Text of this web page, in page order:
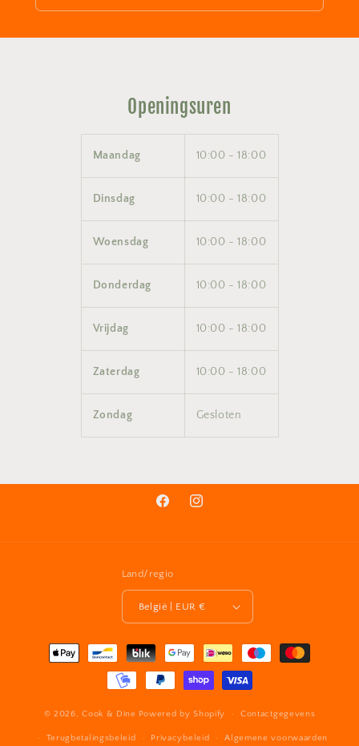
Openingsuren
Maandag 10:00 - 18:00
Dinsdag 10:00 - 18:00
Woensdag 10:00 - 18:00
Donderdag 10:00 - 18:00
Vrijdag 10:00 - 18:00
Zaterdag 10:00 - 18:00
Zondag Gesloten
FacebookInstagram
Land/regio
België | EUR €
Betaalmethoden
© 2026,Cook & Dine Powered by Shopify Contactgegevens
Terugbetalingsbeleid Privacybeleid Algemene voorwaarden